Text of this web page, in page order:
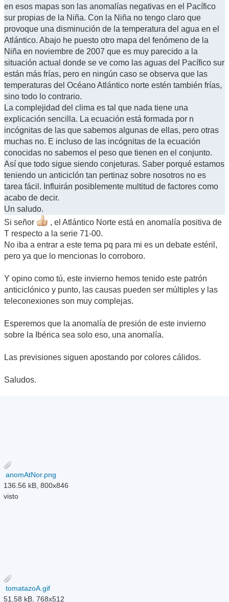
en esos mapas son las anomalías negativas en el Pacífico
sur propias de la Niña. Con la Niña no tengo claro que
provoque una disminución de la temperatura del agua en el
Atlántico. Abajo he puesto otro mapa del fenómeno de la
Niña en noviembre de 2007 que es muy parecido a la
situación actual donde se ve como las aguas del Pacífico sur
están más frías, pero en ningún caso se observa que las
temperaturas del Océano Atlántico norte estén también frías,
sino todo lo contrario.
La complejidad del clima es tal que nada tiene una
explicación sencilla. La ecuación está formada por n
incógnitas de las que sabemos algunas de ellas, pero otras
muchas no. E incluso de las incógnitas de la ecuación
conocidas no sabemos el peso que tienen en el conjunto.
Así que todo sigue siendo conjeturas. Saber porqué estamos
teniendo un anticiclón tan pertinaz sobre nosotros no es
tarea fácil. Influirán posiblemente multitud de factores como
acabo de decir.
Un saludo.
Si señor
, el Atlántico Norte está en anomalía positiva de
T respecto a la serie 71-00.
No iba a entrar a este tema pq para mi es un debate estéril,
pero ya que lo mencionas lo corroboro.
Y opino como tú, este invierno hemos tenido este patrón
anticiclónico y punto, las causas pueden ser múltiples y las
teleconexiones son muy complejas.
Esperemos que la anomalía de presión de este invierno
sobre la Ibérica sea solo eso, una anomalía.
Las previsiones siguen apostando por colores cálidos.
Saludos.
anomAtNor.png
136.56 kB, 800x846
visto
tomatazoA.gif
51.58 kB, 768x512